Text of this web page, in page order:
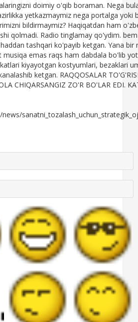
doimiy o'qib boraman. Nega
yetkazmaymiz nega portalga yoki
bildirmaymiz? Haqiqatdan ham
qolmadi. Radio tinglamay qo'ydim.
tashqari ko'payib ketgan. Yana bir
musiqa emas raqs ham dabdala bo'lib
kiyayotgan kostyumlari, bezaklari
ketgan. RAQQOSALAR
CHIQARSANGIZ ZO'R BO'LAR EDI.